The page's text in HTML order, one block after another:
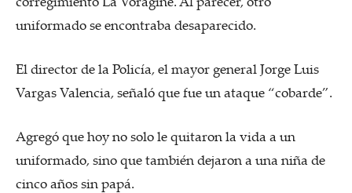
uniformado se encontraba desaparecido.
El director de la Policía, el mayor general Jorge Luis
Vargas Valencia, señaló que fue un ataque “cobarde”.
Agregó que hoy no solo le quitaron la vida a un
uniformado, sino que también dejaron a una niña de
cinco años sin papá.